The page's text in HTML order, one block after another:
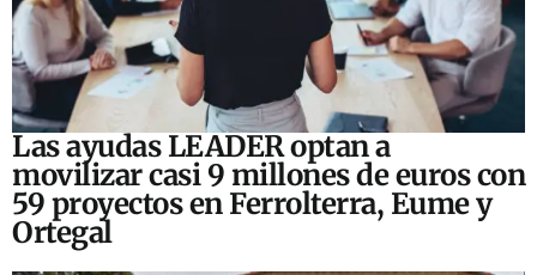
Las ayudas LEADER optan a
movilizar casi 9 millones de euros con
59 proyectos en Ferrolterra, Eume y
Ortegal